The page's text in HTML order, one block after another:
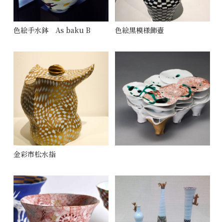
色絵手水鉢 As baku B 色絵黒模様飾壺
金彩市松水指